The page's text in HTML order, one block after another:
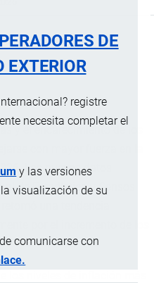
DE
EXTERIOR
registre
necesita completar el
y las versiones
visualización de su
comunicarse con
y el encarecimiento de los
con mayor fuerza en la
Los nuevos datos
de Estadística y Censos
una tendencia
por el incremento de los
los niveles de inflación más